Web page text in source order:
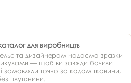
для виробництв
та дизайнерам надаємо зразки
— щоб ви завжди бачили
замовляли точно за кодом тканини,
плутанини.